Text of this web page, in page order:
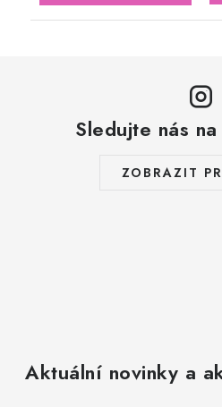
Sledujte nás
ZOBRAZIT
Aktuální novinky a